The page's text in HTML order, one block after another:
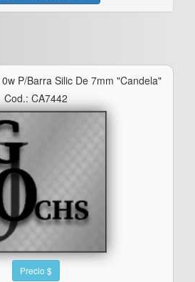
P/barra Silic De 7mm "candela"
Cod.: CA7442
Precio $